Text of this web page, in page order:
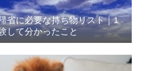
省に必要な持ち物リスト｜1
して分かったこと